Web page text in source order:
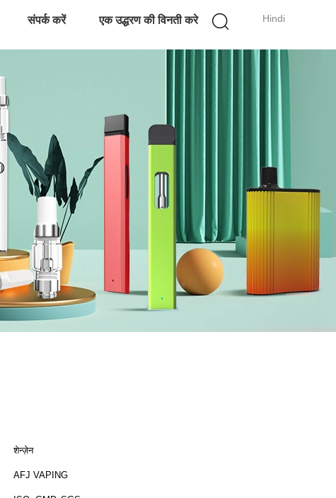
Hindi
संपर्क करें एक उद्धरण की विनती करे
शेन्ज़ेन
AFJ VAPING